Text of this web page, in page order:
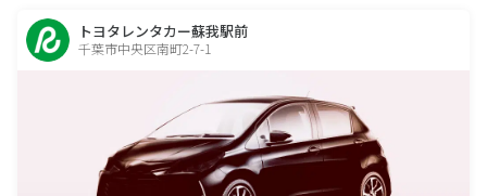
トヨタレンタカー蘇我駅前
千葉市中央区南町2-7-1